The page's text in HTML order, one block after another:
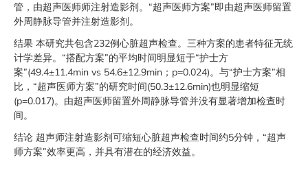
管，由超声医师师注射造影剂。“超声医师方案”即由超声医师留置
外周静脉导管并注射造影剂。
结果 本研究共包含232例心脏超声检查。三种方案的患者特征无统
计学差异。“搭配方案”的平均时间明显短于“护士方
案”(49.4±11.4min vs 54.6±12.9min；p=0.024)。与“护士方案”相
比，“超声医师方案”的研究时间(50.3±12.6min)也明显缩短
(p=0.017)。由超声医师留置外周静脉导管并没有显著增加检查时
间。
结论 超声师注射造影剂可缩短心脏超声检查时间约5分钟，“超声
师方案”效率更高，并具有潜在的经济效益。